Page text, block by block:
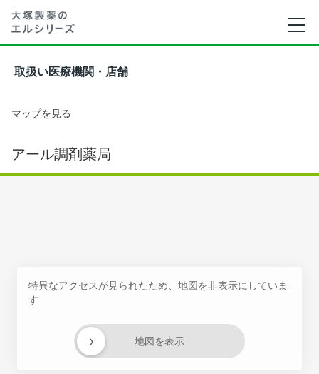
取扱い医療機関・店舗
マップを見る
アール調剤薬局
特異なアクセスが見られたため、地図を非表示にしていま
す
地図を表示
›